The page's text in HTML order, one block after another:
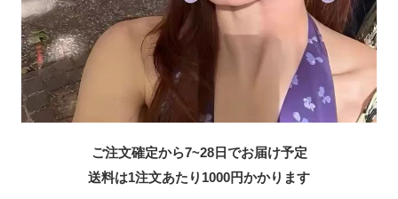
ご注文確定から7~28日でお届け予定
送料は1注文あたり 1000円かかります